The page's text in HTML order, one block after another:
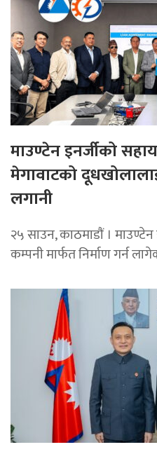
माउण्टेन इनर्जीको
मेगावाटको
लगानी
२५ साउन, काठमाडाैं ।
कम्पनी मार्फत निर्माण गर्न